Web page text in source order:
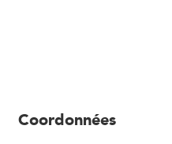
Coordonnées